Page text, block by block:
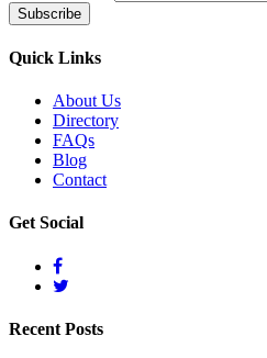
Quick Links
About Us
Directory
FAQs
Blog
Contact
Get Social
Recent Posts